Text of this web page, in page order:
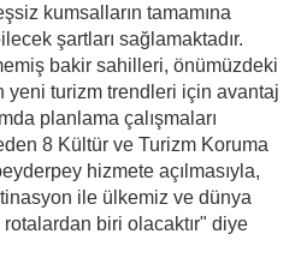
kumsalların tamamına
şartları sağlamaktadır.
bakir sahilleri, önümüzdeki
yeni turizm trendleri için avantaj
planlama çalışmaları
8 Kültür ve Turizm Koruma
hizmete açılmasıyla,
ile ülkemiz ve dünya
biri olacaktır" diye